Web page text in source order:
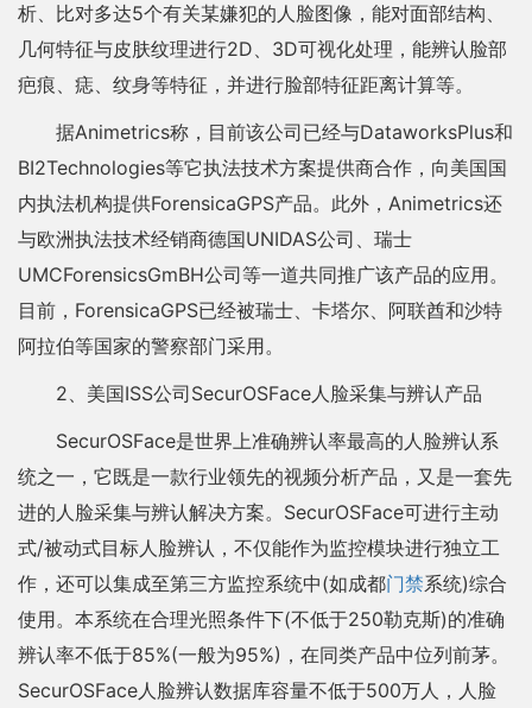
析、比对多达5个有关某嫌犯的人脸图像，能对面部结构、
几何特征与皮肤纹理进行2D、3D可视化处理，能辨认脸部
疤痕、痣、纹身等特征，并进行脸部特征距离计算等。
据Animetrics称，目前该公司已经与DataworksPlus和
BI2Technologies等它执法技术方案提供商合作，向美国国
内执法机构提供ForensicaGPS产品。此外，Animetrics还
与欧洲执法技术经销商德国UNIDAS公司、瑞士
UMCForensicsGmBH公司等一道共同推广该产品的应用。
目前，ForensicaGPS已经被瑞士、卡塔尔、阿联酋和沙特
阿拉伯等国家的警察部门采用。
2、美国ISS公司SecurOSFace人脸采集与辨认产品
SecurOSFace是世界上准确辨认率最高的人脸辨认系
统之一，它既是一款行业领先的视频分析产品，又是一套先
进的人脸采集与辨认解决方案。SecurOSFace可进行主动
式/被动式目标人脸辨认，不仅能作为监控模块进行独立工
作，还可以集成至第三方监控系统中(如成都门禁系统)综合
使用。本系统在合理光照条件下(不低于250勒克斯)的准确
辨认率不低于85%(一般为95%)，在同类产品中位列前茅。
SecurOSFace人脸辨认数据库容量不低于500万人，人脸